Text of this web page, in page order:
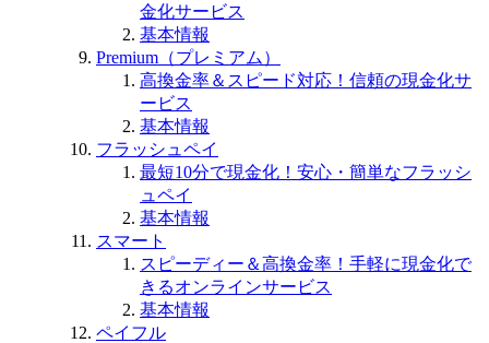
金化サービス
基本情報
Premium（プレミアム）
高換金率＆スピード対応！信頼の現金化サ
ービス
基本情報
フラッシュペイ
最短10分で現金化！安心・簡単なフラッシ
ュペイ
基本情報
スマート
スピーディー＆高換金率！手軽に現金化で
きるオンラインサービス
基本情報
ペイフル